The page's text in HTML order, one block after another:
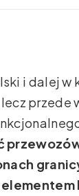
i dalej w
przede